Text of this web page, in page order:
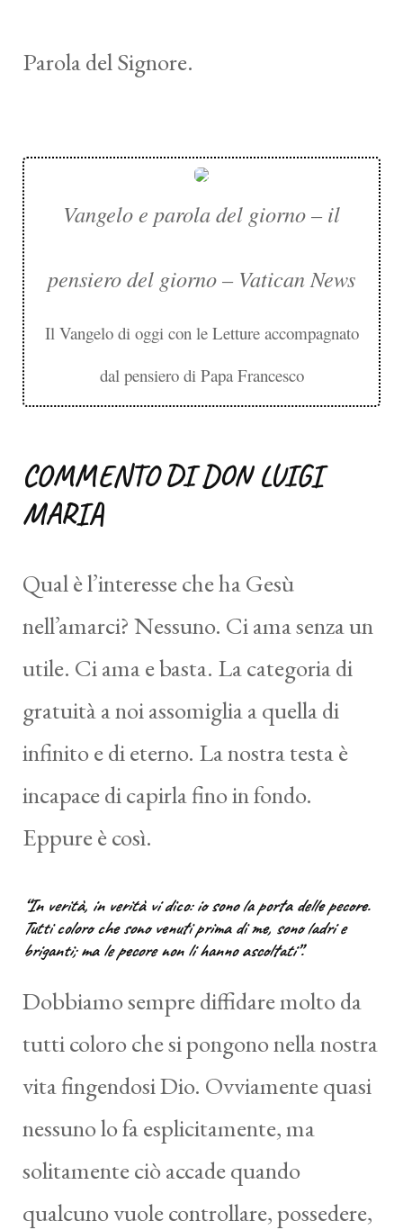
Parola del Signore.
Vangelo e parola del giorno – il
pensiero del giorno – Vatican News
Il Vangelo di oggi con le Letture accompagnato
dal pensiero di Papa Francesco
COMMENTO DI DON LUIGI
MARIA
Qual è l’interesse che ha Gesù
nell’amarci? Nessuno. Ci ama senza un
utile. Ci ama e basta. La categoria di
gratuità a noi assomiglia a quella di
infinito e di eterno. La nostra testa è
incapace di capirla fino in fondo.
Eppure è così.
“In verità, in verità vi dico: io sono la porta delle pecore.
Tutti coloro che sono venuti prima di me, sono ladri e
briganti; ma le pecore non li hanno ascoltati”.
Dobbiamo sempre diffidare molto da
tutti coloro che si pongono nella nostra
vita fingendosi Dio. Ovviamente quasi
nessuno lo fa esplicitamente, ma
solitamente ciò accade quando
qualcuno vuole controllare, possedere,